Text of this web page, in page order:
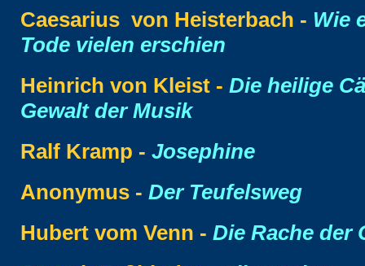
Caesarius von Heisterbach - Wie
Tode vielen erschien
Heinrich von Kleist - Die heilige
Gewalt der Musik
Ralf Kramp - Josephine
Anonymus - Der Teufelsweg
Hubert vom Venn - Die Rache der